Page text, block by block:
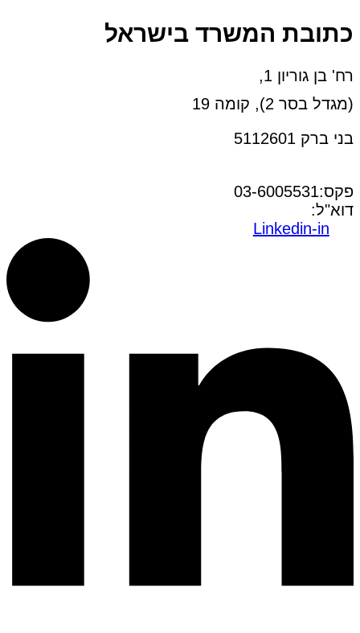
כתובת המשרד בישראל
רח' בן גוריון 1,
(מגדל בסר 2), קומה 19
בני ברק 5112601
פקס:03-6005531
דוא"ל:
Linkedin-in